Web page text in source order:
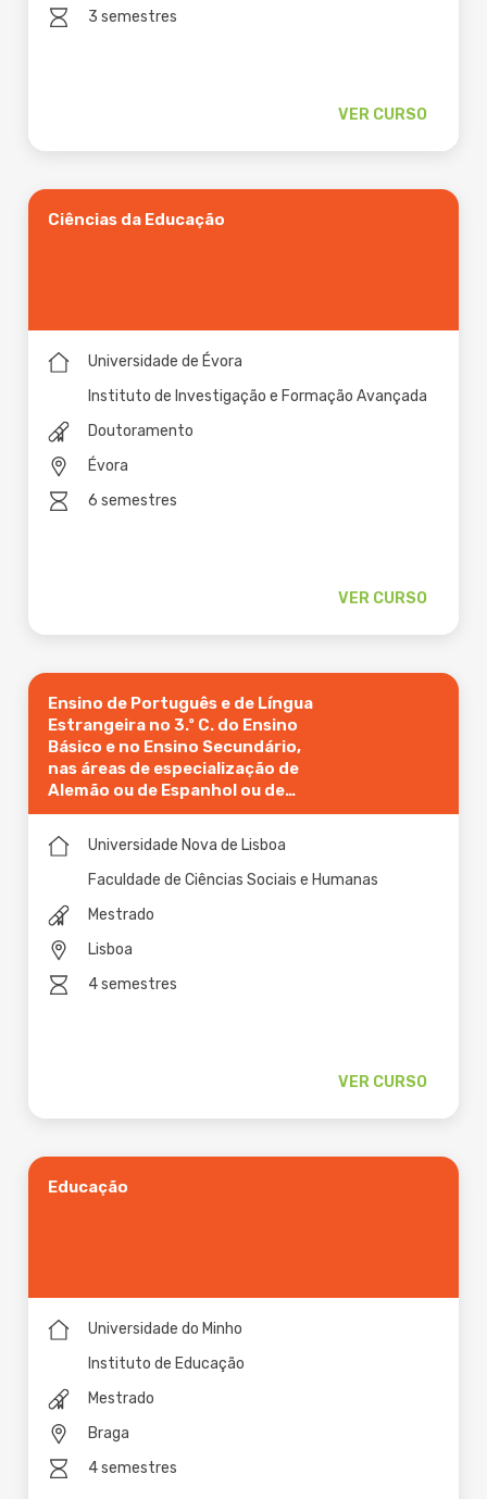
3 semestres
VER CURSO
Ciências da Educação
Universidade de Évora
Instituto de Investigação e Formação Avançada
Doutoramento
Évora
6 semestres
VER CURSO
Ensino de Português e de Língua
Estrangeira no 3.º C. do Ensino
Básico e no Ensino Secundário,
nas áreas de especialização de
Alemão ou de Espanhol ou de
Francês ou de Inglês
Universidade Nova de Lisboa
Faculdade de Ciências Sociais e Humanas
Mestrado
Lisboa
4 semestres
VER CURSO
Educação
Universidade do Minho
Instituto de Educação
Mestrado
Braga
4 semestres